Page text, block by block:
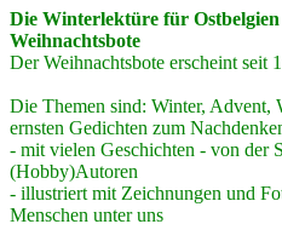
Die Winterlektüre für
Weihnachtsbote
Der Weihnachtsbote erscheint seit
Die Themen sind: Winter, Advent,
ernsten Gedichten zum
- mit vielen Geschichten - von der
(Hobby)Autoren
- illustriert mit Zeichnungen und
Menschen unter uns